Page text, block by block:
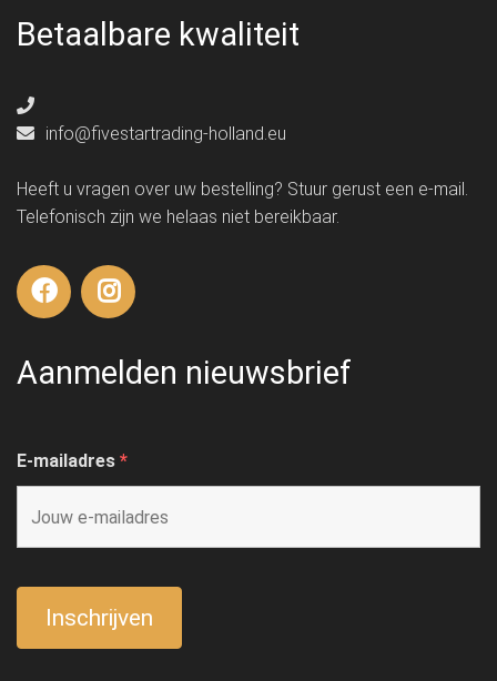
Betaalbare kwaliteit
info@fivestartrading-holland.eu
Heeft u vragen over uw bestelling? Stuur gerust een e-mail.
Telefonisch zijn we helaas niet bereikbaar.
Aanmelden nieuwsbrief
E-mailadres *